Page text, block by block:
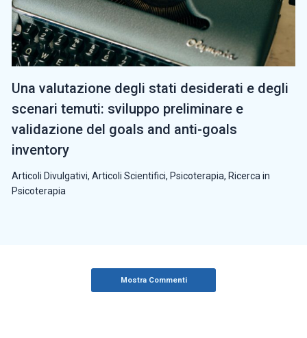
Una valutazione degli stati desiderati e degli
scenari temuti: sviluppo preliminare e
validazione del goals and anti-goals
inventory
Articoli Divulgativi, Articoli Scientifici, Psicoterapia, Ricerca in
Psicoterapia
Mostra Commenti